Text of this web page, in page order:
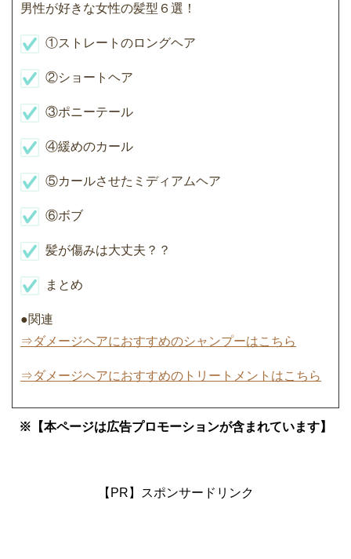
男性が好きな女性の髪型６選！
①ストレートのロングヘア
②ショートヘア
③ポニーテール
④緩めのカール
⑤カールさせたミディアムヘア
⑥ボブ
髪が傷みは大丈夫？？
まとめ
●関連
⇒ダメージヘアにおすすめのシャンプーはこちら
⇒ダメージヘアにおすすめのトリートメントはこちら
※【本ページは広告プロモーションが含まれています】
【PR】スポンサードリンク